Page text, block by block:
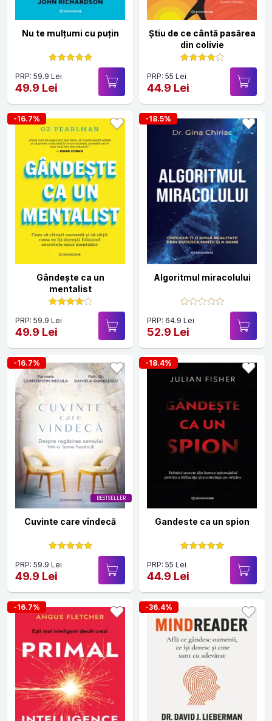
Nu te mulțumi cu puțin
PRP: 59.9 Lei
49.9 Lei
Știu de ce cântă pasărea
din colivie
PRP: 55 Lei
44.9 Lei
-16.7%
Gândește ca un
mentalist
PRP: 59.9 Lei
49.9 Lei
-18.5%
Algoritmul miracolului
PRP: 64.9 Lei
52.9 Lei
BESTSELLER
-16.7%
Cuvinte care vindecă
PRP: 59.9 Lei
49.9 Lei
-18.4%
Gandeste ca un spion
PRP: 55 Lei
44.9 Lei
-16.7% -36.4%